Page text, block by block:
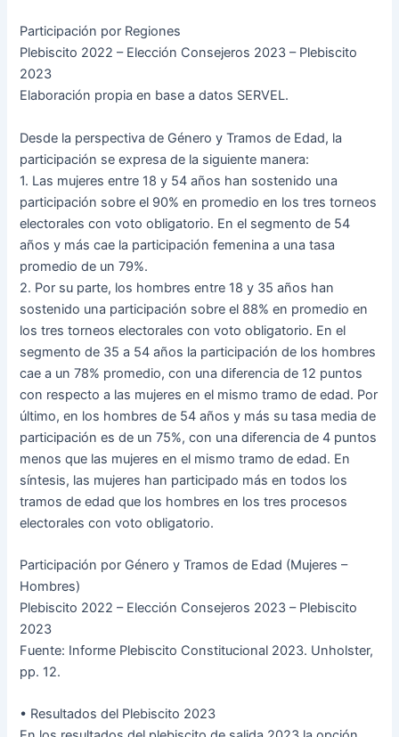
Participación por Regiones
Plebiscito 2022 – Elección Consejeros 2023 – Plebiscito
2023
Elaboración propia en base a datos SERVEL.
Desde la perspectiva de Género y Tramos de Edad, la
participación se expresa de la siguiente manera:
1. Las mujeres entre 18 y 54 años han sostenido una
participación sobre el 90% en promedio en los tres torneos
electorales con voto obligatorio. En el segmento de 54
años y más cae la participación femenina a una tasa
promedio de un 79%.
2. Por su parte, los hombres entre 18 y 35 años han
sostenido una participación sobre el 88% en promedio en
los tres torneos electorales con voto obligatorio. En el
segmento de 35 a 54 años la participación de los hombres
cae a un 78% promedio, con una diferencia de 12 puntos
con respecto a las mujeres en el mismo tramo de edad. Por
último, en los hombres de 54 años y más su tasa media de
participación es de un 75%, con una diferencia de 4 puntos
menos que las mujeres en el mismo tramo de edad. En
síntesis, las mujeres han participado más en todos los
tramos de edad que los hombres en los tres procesos
electorales con voto obligatorio.
Participación por Género y Tramos de Edad (Mujeres –
Hombres)
Plebiscito 2022 – Elección Consejeros 2023 – Plebiscito
2023
Fuente: Informe Plebiscito Constitucional 2023. Unholster,
pp. 12.
• Resultados del Plebiscito 2023